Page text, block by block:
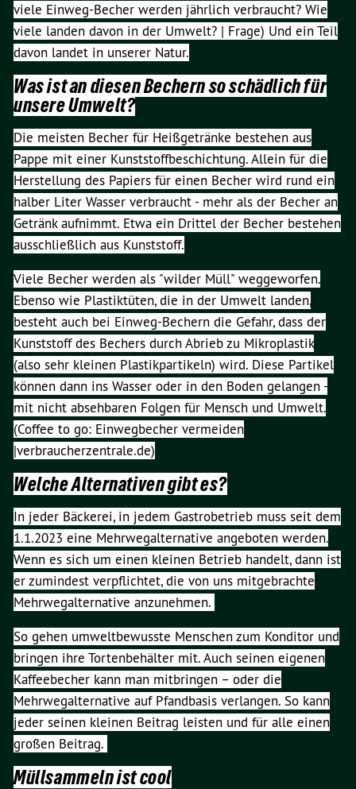
viele Einweg-Becher werden jährlich verbraucht? Wie
viele landen davon in der Umwelt? | Frage) Und ein Teil
davon landet in unserer Natur.
Was ist an diesen Bechern so schädlich für
unsere Umwelt?
Die meisten Becher für Heißgetränke bestehen aus
Pappe mit einer Kunststoffbeschichtung. Allein für die
Herstellung des Papiers für einen Becher wird rund ein
halber Liter Wasser verbraucht - mehr als der Becher an
Getränk aufnimmt. Etwa ein Drittel der Becher bestehen
ausschließlich aus Kunststoff.
Viele Becher werden als "wilder Müll" weggeworfen.
Ebenso wie Plastiktüten, die in der Umwelt landen,
besteht auch bei Einweg-Bechern die Gefahr, dass der
Kunststoff des Bechers durch Abrieb zu Mikroplastik
(also sehr kleinen Plastikpartikeln) wird. Diese Partikel
können dann ins Wasser oder in den Boden gelangen -
mit nicht absehbaren Folgen für Mensch und Umwelt.
(Coffee to go: Einwegbecher vermeiden
|verbraucherzentrale.de)
Welche Alternativen gibt es?
In jeder Bäckerei, in jedem Gastrobetrieb muss seit dem
1.1.2023 eine Mehrwegalternative angeboten werden.
Wenn es sich um einen kleinen Betrieb handelt, dann ist
er zumindest verpflichtet, die von uns mitgebrachte
Mehrwegalternative anzunehmen.
So gehen umweltbewusste Menschen zum Konditor und
bringen ihre Tortenbehälter mit. Auch seinen eigenen
Kaffeebecher kann man mitbringen – oder die
Mehrwegalternative auf Pfandbasis verlangen. So kann
jeder seinen kleinen Beitrag leisten und für alle einen
großen Beitrag.
Müllsammeln ist cool